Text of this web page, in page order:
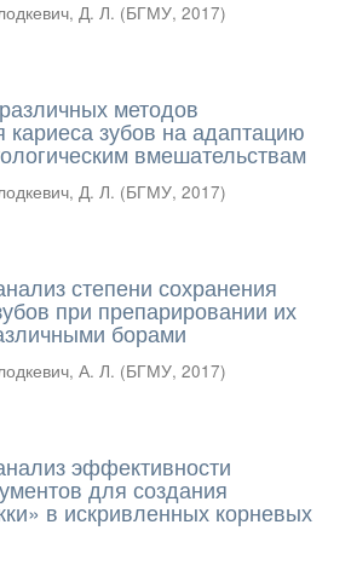
Д. Л. (БГМУ, 2017)
методов
кариеса зубов на адаптацию
вмешательствам
Д. Л. (БГМУ, 2017)
степени сохранения
при препарировании их
борами
А. Л. (БГМУ, 2017)
эффективности
для создания
в искривленных корневых